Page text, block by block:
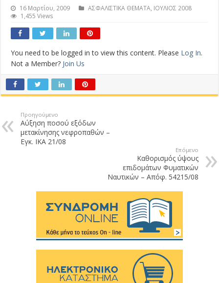
16 Μαρτίου, 2009 ΑΣΦΑΛΙΣΤΙΚΑ ΘΕΜΑΤΑ, ΙΟΥΛΙΟΣ 2008
1,455 Views
You need to be logged in to view this content. Please Log In.
Not a Member? Join Us
Προηγούμενο
Αύξηση ποσού εξόδων
μετακίνησης νεφροπαθών –
Εγκ. ΙΚΑ 21/08
Επόμενο
Καθορισμός ύψους
επιδομάτων Φυματικών
Ναυτικών – Απόφ. 54215/08